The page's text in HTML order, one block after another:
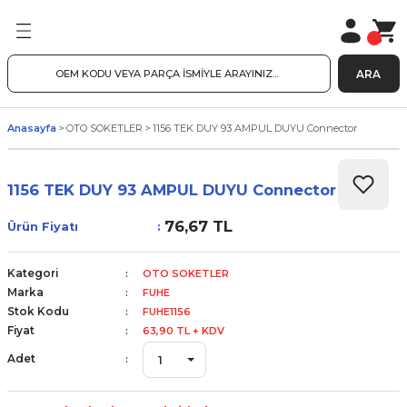
ARA
Anasayfa OTO SOKETLER 1156 TEK DUY 93 AMPUL DUYU Connector
1156 TEK DUY 93 AMPUL DUYU Connector
Ürün Fiyatı 76,67 TL
Kategori OTO SOKETLER
Marka FUHE
Stok Kodu FUHE1156
Fiyat 63,90 TL + KDV
Adet